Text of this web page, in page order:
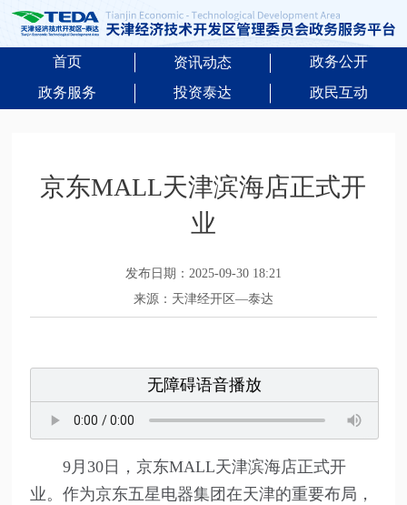
首页 资讯动态
政务公开
政务服务
投资泰达 政民互动
京东MALL天津滨海店正式开
业
发布日期：2025-09-30 18:21
来源：天津经开区—泰达
无障碍语音播放
9月30日，京东MALL天津滨海店正式开
业。作为京东五星电器集团在天津的重要布局，